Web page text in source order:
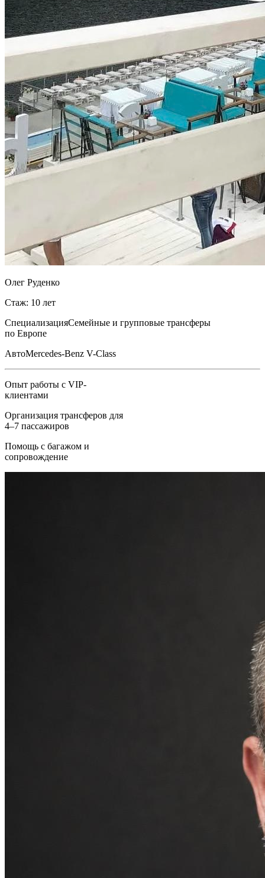
Олег Руденко
Стаж: 10 лет
СпециализацияСемейные и групповые трансферы
по Европе
АвтоMercedes-Benz V-Class
Опыт работы с VIP-
клиентами
Организация трансферов для
4–7 пассажиров
Помощь с багажом и
сопровождение